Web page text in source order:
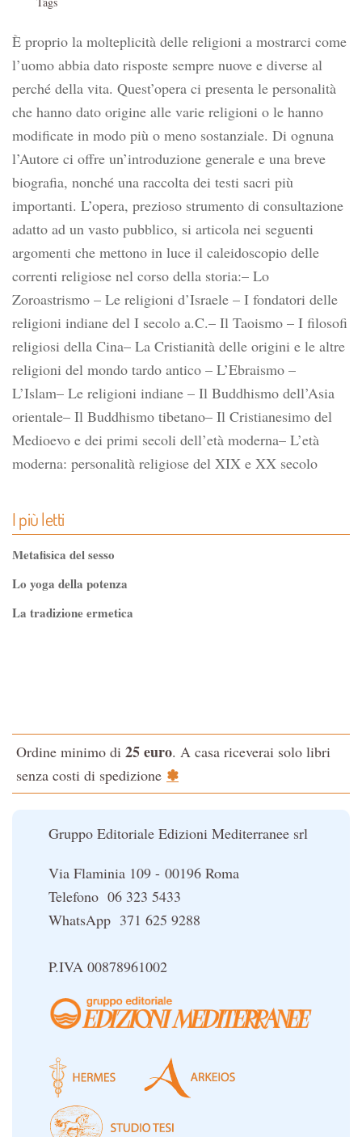
È proprio la molteplicità delle religioni a mostrarci come
l’uomo abbia dato risposte sempre nuove e diverse al
perché della vita. Quest’opera ci presenta le personalità
che hanno dato origine alle varie religioni o le hanno
modificate in modo più o meno sostanziale. Di ognuna
l’Autore ci offre un’introduzione generale e una breve
biografia, nonché una raccolta dei testi sacri più
importanti. L’opera, prezioso strumento di consultazione
adatto ad un vasto pubblico, si articola nei seguenti
argomenti che mettono in luce il caleidoscopio delle
correnti religiose nel corso della storia:– Lo
Zoroastrismo – Le religioni d’Israele – I fondatori delle
religioni indiane del I secolo a.C.– Il Taoismo – I filosofi
religiosi della Cina– La Cristianità delle origini e le altre
religioni del mondo tardo antico – L’Ebraismo –
L’Islam– Le religioni indiane – Il Buddhismo dell’Asia
orientale– Il Buddhismo tibetano– Il Cristianesimo del
Medioevo e dei primi secoli dell’età moderna– L’età
moderna: personalità religiose del XIX e XX secolo
I più letti
Metafisica del sesso
Lo yoga della potenza
La tradizione ermetica
La Cabala
Il potere del serpente
Ordine minimo di 25 euro. A casa riceverai solo libri
senza costi di spedizione ✽
Gruppo Editoriale Edizioni Mediterranee srl
Via Flaminia 109 - 00196 Roma
Telefono 06 323 5433
WhatsApp 371 625 9288
P.IVA 00878961002